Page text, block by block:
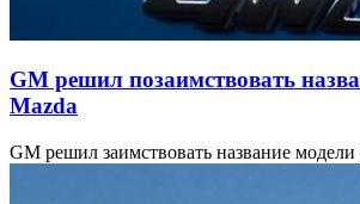
GM решил позаимствовать
Mazda
GM решил заимствовать название модели